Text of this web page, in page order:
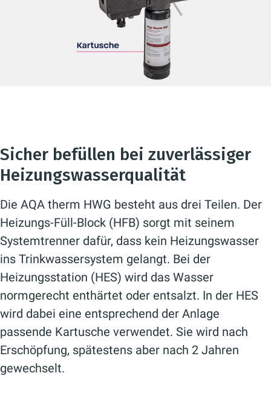
Sicher befüllen bei zuverlässiger
Heizungswasserqualität
Die AQA therm HWG besteht aus drei Teilen. Der
Heizungs-Füll-Block (HFB) sorgt mit seinem
Systemtrenner dafür, dass kein Heizungswasser
ins Trinkwassersystem gelangt. Bei der
Heizungsstation (HES) wird das Wasser
normgerecht enthärtet oder entsalzt. In der HES
wird dabei eine entsprechend der Anlage
passende Kartusche verwendet. Sie wird nach
Erschöpfung, spätestens aber nach 2 Jahren
gewechselt.